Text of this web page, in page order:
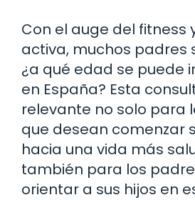
Con el auge del fitness
activa, muchos padres
¿a qué edad se puede
en España? Esta
relevante no solo para
que desean comenzar
hacia una vida más
también para los
orientar a sus hijos en